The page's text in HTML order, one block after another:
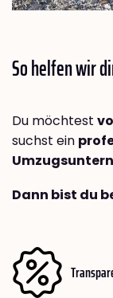
So helfen wir
Du möchtest
suchst ein
Dann bist du